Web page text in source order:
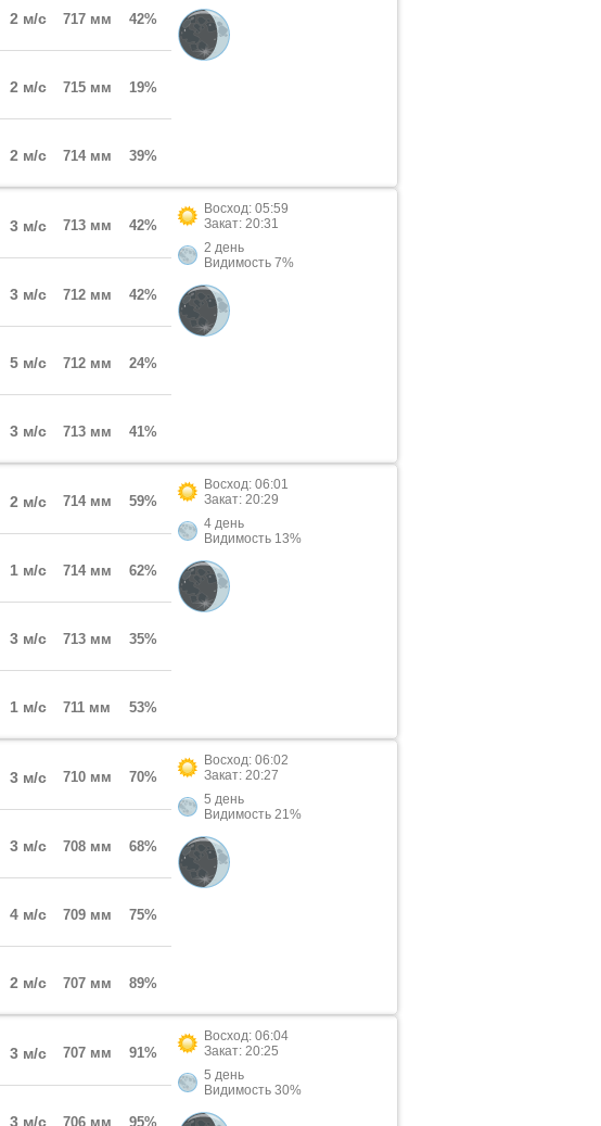
2 м/с 717 мм 42%
2 м/с 715 мм 19%
2 м/с 714 мм 39%
3 м/с 713 мм 42%
3 м/с 712 мм 42%
5 м/с 712 мм 24%
3 м/с 713 мм 41%
Восход: 05:59
Закат: 20:31
2 день
Видимость 7%
2 м/с 714 мм 59%
1 м/с 714 мм 62%
3 м/с 713 мм 35%
1 м/с 711 мм 53%
Восход: 06:01
Закат: 20:29
4 день
Видимость 13%
3 м/с 710 мм 70%
3 м/с 708 мм 68%
4 м/с 709 мм 75%
2 м/с 707 мм 89%
Восход: 06:02
Закат: 20:27
5 день
Видимость 21%
3 м/с 707 мм 91%
3 м/с 706 мм 95%
Восход: 06:04
Закат: 20:25
5 день
Видимость 30%